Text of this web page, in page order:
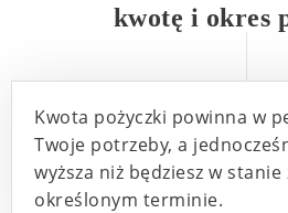
kwotę i okres
Kwota pożyczki powinna w
Twoje potrzeby, a
wyższa niż będziesz w
określonym terminie.